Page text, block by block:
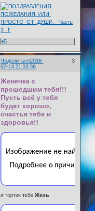
+5
Поделиться 3
2016-
07-14 21:33:36
Женечка с
прошедшим тебя!!!
Пусть всё у тебя
будет хорошо,
счастья тебе и
здоровья!!
и тортик тебеЖень